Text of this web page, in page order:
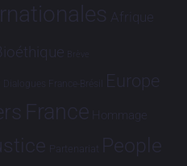
Afrique
Brève
Dialogues France-Brésil Europe
France Hommage
Partenariat People